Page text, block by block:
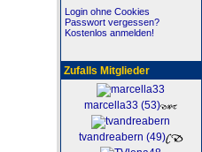
Login ohne Cookies
Passwort vergessen?
Kostenlos anmelden!
Zufalls Mitglieder
marcella33 (53)
tvandreabern (49)